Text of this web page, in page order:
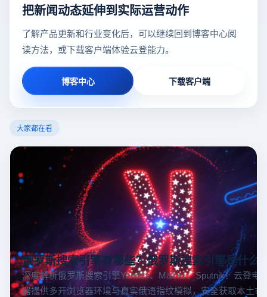
把新闻动态延伸到实际运营动作
了解产品更新和行业变化后，可以继续回到博客中心阅
读方法，或下载客户端体验云登能力。
博客中心 下载客户端
大家都在看
俄罗斯搜索引擎有哪些？俄罗斯搜索引擎是什么
深度解析俄罗斯搜索引擎Yandex、Mail.ru 、Sputnik！云登电
器提供多开浏览器环境与真实俄语指纹模拟，安全获取本土市